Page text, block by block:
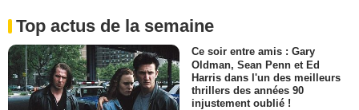
Top actus de la semaine
Ce soir entre amis : Gary
Oldman, Sean Penn et Ed
Harris dans l'un des meilleurs
thrillers des années 90
injustement oublié !